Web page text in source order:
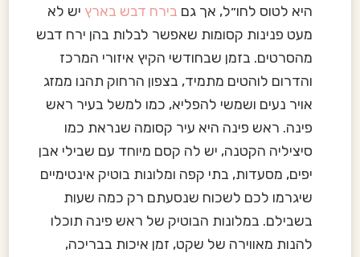
היא לטוס לחו״ל, אך גם בירח דבש בארץ יש לא
מעט פנינות קסומות שאפשר לבלות בהן ירח דבש
מהסרטים. בזמן שבחודשי הקיץ איזורי המרכז
והדרום לוהטים מתמיד, בצפון הרחוק תהנו ממזג
אויר נעים ושמשי להפליא, כמו למשל בעיר ראש
פינה. ראש פינה היא עיר קסומה שנראת כמו
סיציליה הקטנה, יש לה קסם מיוחד עם שבילי אבן
יפים, מסעדות, בתי קפה ומלונות בוטיק אינטימיים
שיגרמו לכם לשכוח שנסעתם רק כמה שעות
בשבילם. במלונות הבוטיק של ראש פינה תוכלו
להנות מאווירה של שקט, זמן איכות בבריכה,